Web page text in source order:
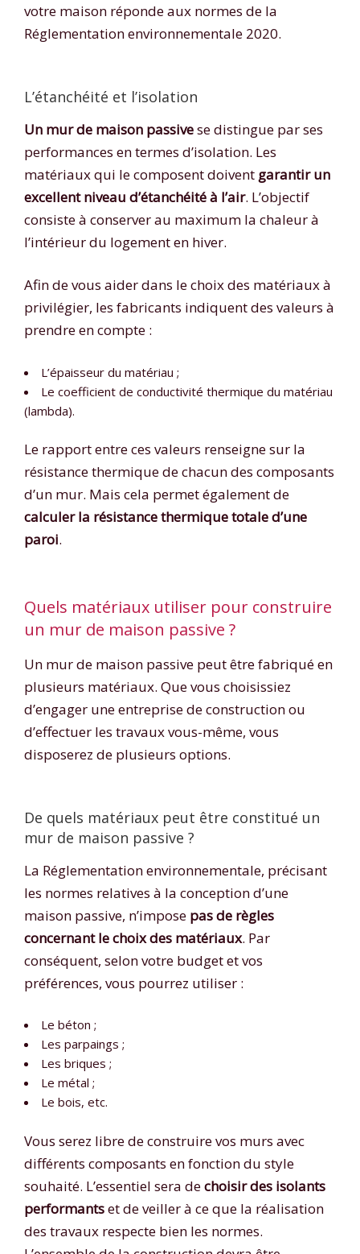
votre maison réponde aux normes de la
Réglementation environnementale 2020.
L’étanchéité et l’isolation
Un mur de maison passivese distingue par ses
performances en termes d’isolation. Les
matériaux qui le composent doivent garantir un
excellent niveau d’étanchéité à l’air. L’objectif
consiste à conserver au maximum la chaleur à
l’intérieur du logement en hiver.
Afin de vous aider dans le choix des matériaux à
privilégier, les fabricants indiquent des valeurs à
prendre en compte :
L’épaisseur du matériau ;
Le coefficient de conductivité thermique du matériau
(lambda).
Le rapport entre ces valeurs renseigne sur la
résistance thermique de chacun des composants
d’un mur. Mais cela permet également de
calculer la résistance thermique totale d’une
paroi.
Quels matériaux utiliser pour construire
un mur de maison passive ?
Un mur de maison passive peut être fabriqué en
plusieurs matériaux. Que vous choisissiez
d’engager une entreprise de construction ou
d’effectuer les travaux vous-même, vous
disposerez de plusieurs options.
De quels matériaux peut être constitué un
mur de maison passive ?
La Réglementation environnementale, précisant
les normes relatives à la conception d’une
maison passive, n’impose pas de règles
concernant le choix des matériaux. Par
conséquent, selon votre budget et vos
préférences, vous pourrez utiliser :
Le béton ;
Les parpaings ;
Les briques ;
Le métal ;
Le bois, etc.
Vous serez libre de construire vos murs avec
différents composants en fonction du style
souhaité. L’essentiel sera dechoisir des isolants
performantset de veiller à ce que la réalisation
des travaux respecte bien les normes.